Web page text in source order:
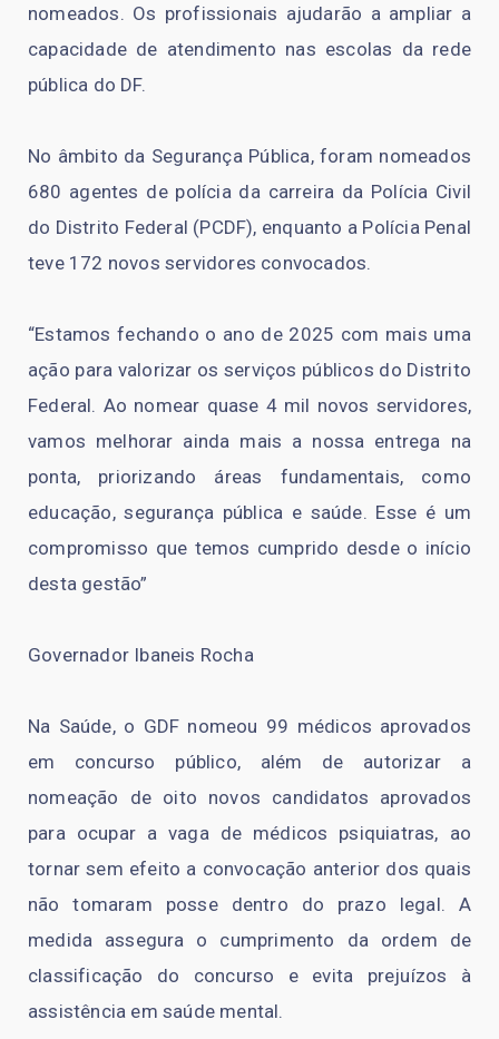
nomeados. Os profissionais ajudarão a ampliar a
capacidade de atendimento nas escolas da rede
pública do DF.
No âmbito da Segurança Pública, foram nomeados
680 agentes de polícia da carreira da Polícia Civil
do Distrito Federal (PCDF), enquanto a Polícia Penal
teve 172 novos servidores convocados.
“Estamos fechando o ano de 2025 com mais uma
ação para valorizar os serviços públicos do Distrito
Federal. Ao nomear quase 4 mil novos servidores,
vamos melhorar ainda mais a nossa entrega na
ponta, priorizando áreas fundamentais, como
educação, segurança pública e saúde. Esse é um
compromisso que temos cumprido desde o início
desta gestão”
Governador Ibaneis Rocha
Na Saúde, o GDF nomeou 99 médicos aprovados
em concurso público, além de autorizar a
nomeação de oito novos candidatos aprovados
para ocupar a vaga de médicos psiquiatras, ao
tornar sem efeito a convocação anterior dos quais
não tomaram posse dentro do prazo legal. A
medida assegura o cumprimento da ordem de
classificação do concurso e evita prejuízos à
assistência em saúde mental.